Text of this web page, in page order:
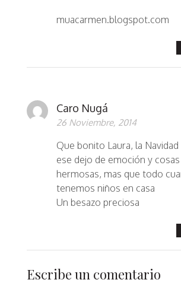
muacarmen.blogspot.com
Caro Nugá
26 Noviembre, 2014
Que bonito Laura, la
ese dejo de emoción y cosas
hermosas, mas que todo
tenemos niños en casa
Un besazo preciosa
Escribe un comentario